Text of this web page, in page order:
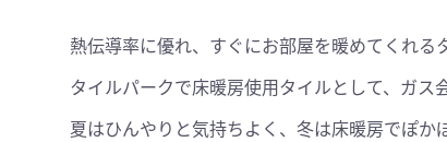
熱伝導率に優れ、すぐにお部屋を暖めてくれる
タイルパークで床暖房使用タイルとして、ガス
夏はひんやりと気持ちよく、冬は床暖房でぽか